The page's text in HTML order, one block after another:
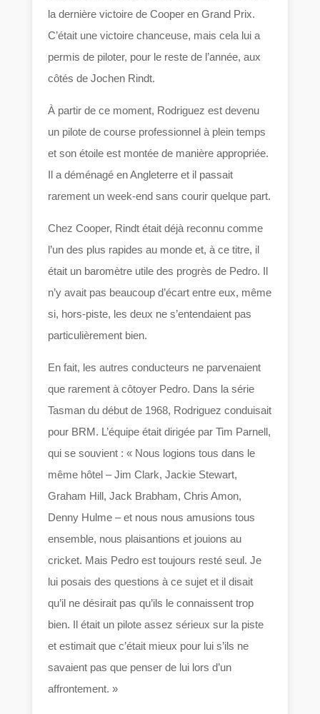
la dernière victoire de Cooper en Grand Prix.
C’était une victoire chanceuse, mais cela lui a
permis de piloter, pour le reste de l’année, aux
côtés de Jochen Rindt.
À partir de ce moment, Rodriguez est devenu
un pilote de course professionnel à plein temps
et son étoile est montée de manière appropriée.
Il a déménagé en Angleterre et il passait
rarement un week-end sans courir quelque part.
Chez Cooper, Rindt était déjà reconnu comme
l’un des plus rapides au monde et, à ce titre, il
était un baromètre utile des progrès de Pedro. Il
n’y avait pas beaucoup d’écart entre eux, même
si, hors-piste, les deux ne s’entendaient pas
particulièrement bien.
En fait, les autres conducteurs ne parvenaient
que rarement à côtoyer Pedro. Dans la série
Tasman du début de 1968, Rodriguez conduisait
pour BRM. L’équipe était dirigée par Tim Parnell,
qui se souvient : « Nous logions tous dans le
même hôtel – Jim Clark, Jackie Stewart,
Graham Hill, Jack Brabham, Chris Amon,
Denny Hulme – et nous nous amusions tous
ensemble, nous plaisantions et jouions au
cricket. Mais Pedro est toujours resté seul. Je
lui posais des questions à ce sujet et il disait
qu’il ne désirait pas qu’ils le connaissent trop
bien. Il était un pilote assez sérieux sur la piste
et estimait que c’était mieux pour lui s’ils ne
savaient pas que penser de lui lors d’un
affrontement. »